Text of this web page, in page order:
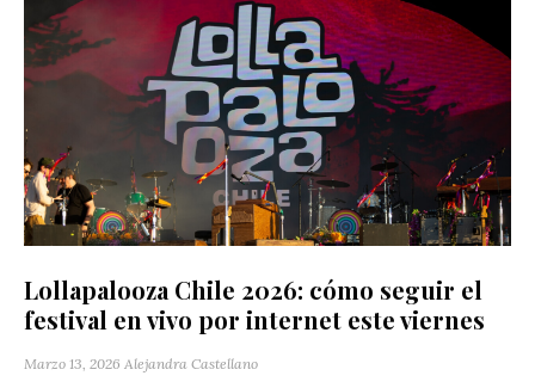
Lollapalooza Chile 2026: cómo seguir el
festival en vivo por internet este viernes
Marzo 13, 2026 Alejandra Castellano